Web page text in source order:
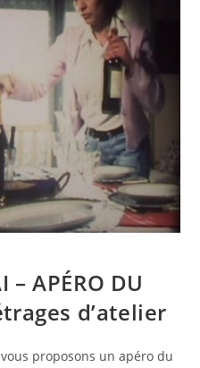
– APÉRO DU
d’atelier
proposons un apéro du